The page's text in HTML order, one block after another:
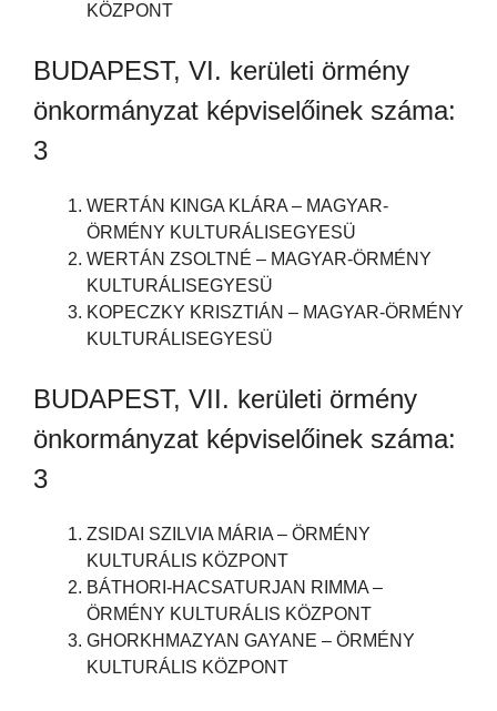
KÖZPONT
BUDAPEST, VI. kerületi örmény
önkormányzat képviselőinek száma:
3
WERTÁN KINGA KLÁRA – MAGYAR-
ÖRMÉNY KULTURÁLISEGYESÜ
WERTÁN ZSOLTNÉ – MAGYAR-ÖRMÉNY
KULTURÁLISEGYESÜ
KOPECZKY KRISZTIÁN – MAGYAR-ÖRMÉNY
KULTURÁLISEGYESÜ
BUDAPEST, VII. kerületi örmény
önkormányzat képviselőinek száma:
3
ZSIDAI SZILVIA MÁRIA – ÖRMÉNY
KULTURÁLIS KÖZPONT
BÁTHORI-HACSATURJAN RIMMA –
ÖRMÉNY KULTURÁLIS KÖZPONT
GHORKHMAZYAN GAYANE – ÖRMÉNY
KULTURÁLIS KÖZPONT